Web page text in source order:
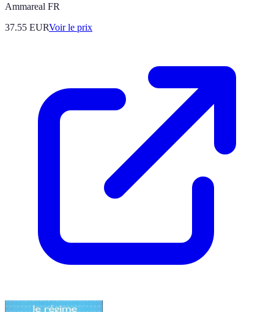
Ammareal FR
37.55 EURVoir le prix